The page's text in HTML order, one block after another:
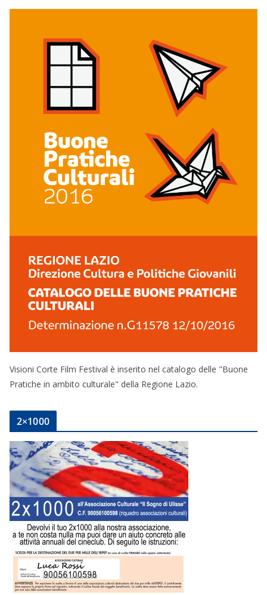
Visioni Corte Film Festival è inserito nel catalogo delle "Buone
Pratiche in ambito culturale" della Regione Lazio.
2×1000